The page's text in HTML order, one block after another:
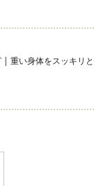
| 重い身体をスッキリ